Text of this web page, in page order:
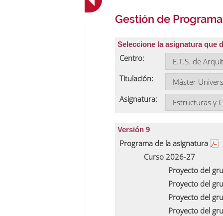
Gestión de
Seleccione la asignatura que
Centro:
Titulación:
Asignatura:
Versión 9
Programa de la asignatura
Curso 2026-27
Proyecto del
Proyecto del
Proyecto del
Proyecto del